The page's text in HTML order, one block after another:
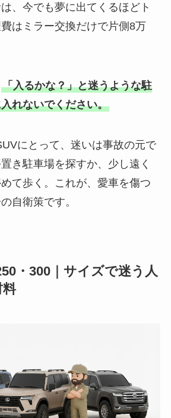
、今でも夢に出てくるほどト
はミラー交換だけで片側8万
「入るかな？」と迷うような駐
れないでください。
にとって、迷いは事故の元で
き駐車場を探すか、少し遠く
て歩く。これが、愛車を傷つ
自衛策です。
・300｜サイズで迷う人
料